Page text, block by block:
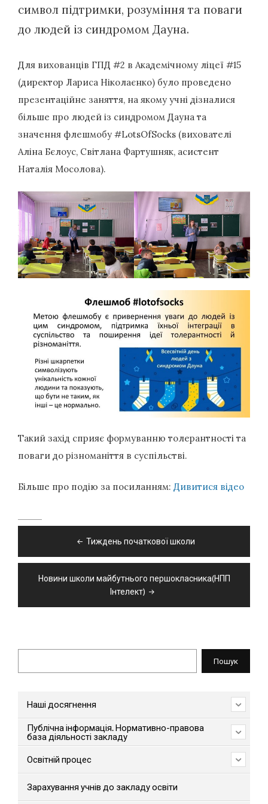
символ підтримки, розуміння та поваги
до людей із синдромом Дауна.
Для вихованців ГПД #2 в Академічному ліцеї #15
(директор Лариса Ніколаєнко) було проведено
презентаційне заняття, на якому учні дізналися
більше про людей із синдромом Дауна та
значення флешмобу #LotsOfSocks (вихователі
Аліна Бєлоус, Світлана Фартушняк, асистент
Наталія Мосолова).
Такий захід сприяє формуванню толерантності та
поваги до різноманіття в суспільстві.
Більше про подію за посиланням: Дивитися відео
Тиждень початкової школи
Новини школи майбутнього першокласника(НПП
Інтелект)
Пошук
Наші досягнення
Публічна інформація. Нормативно-правова
база діяльності закладу
Освітній процес
Зарахування учнів до закладу освіти